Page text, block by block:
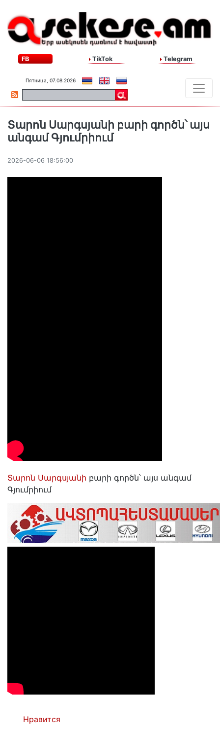
FB TikTok Telegram
Пятница, 07.08.2026
Տարոն Սարգսյանի բարի գործն՝ այս
անգամ Գյումրիում
2026-06-06 18:56:00
Տարոն Սարգսյանի բարի գործն՝ այս անգամ
Գյումրիում
Нравится